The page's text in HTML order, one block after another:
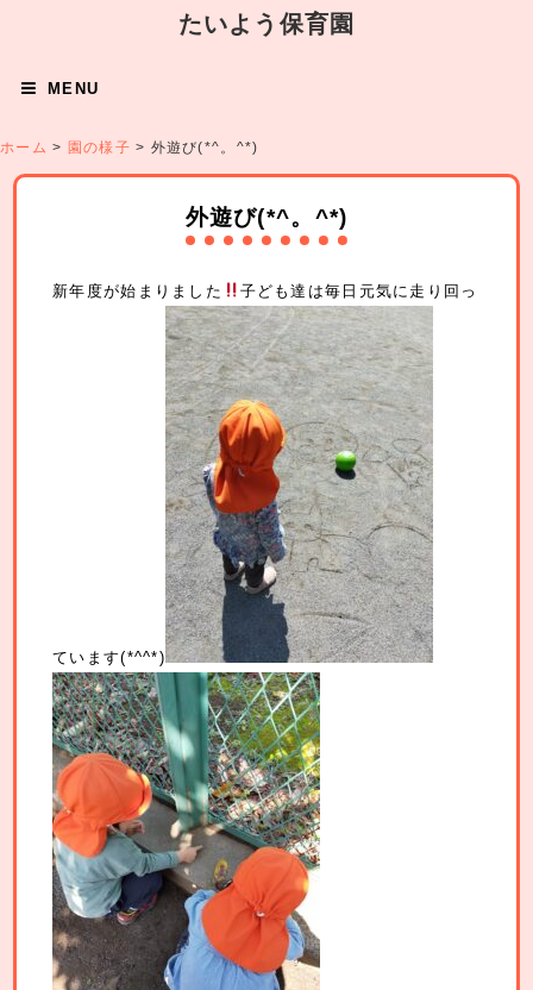
たいよう保育園
MENU
ホーム > 園の様子 > 外遊び(*^。^*)
外遊び(*^。^*)
新年度が始まりました 子ども達は毎日元気に走り回っ
ています(*^^*)